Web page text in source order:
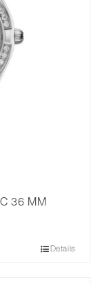
36 MM
Details